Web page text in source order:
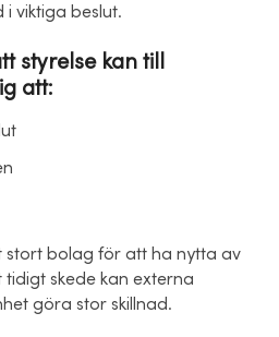
i viktiga beslut.
styrelse kan till
att:
stort bolag för att ha nytta av
tidigt skede kan externa
göra stor skillnad.